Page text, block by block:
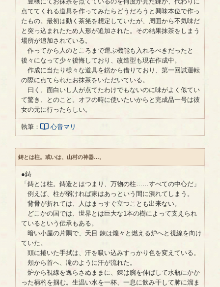
点ててくれる道具を作ってみたらどうだろうと興味本位で作っ
たもの。最初は動く茶筅を想定していたが、周囲から不気味だ
と突っ込まれたため人形が追加された。その結果抹茶をしまう
場所が追加されている。
作ってから人のところまで運ぶ機能も入れるべきだったと
後々になって少々後悔しており、改造型も現在作成中。
作成に当たり様々な道具を錺から借りており、第一回試運転
の際に点てられたお抹茶をいただいている。
曰く、面白いし人が点てたわけでもないのに味がよく似てい
て驚き、とのこと。オフの時に使いたいからと完成品一号は彼
女の元に行ったらしい。
執筆： 心音マリ
鋳とは柱。或いは、山村の神器…。
●鋳
「鋳とは柱。鋳造とはつまり、万物の柱……すべての中心だ」
例えば、柱が弱ければ家はあっという間に潰れてしまう。
背骨が折れては、人はまっすぐ立つことも出来ない。
どこかの国では、世界とは巨大な1本の樹によって支えられ
ているという伝承もある。
暗い小屋の片隅で、天目 錬は煌々と燃える炉へと視線を向け
ていた。
頭に捲いた手拭は、汗を吸い込みすっかり色を変えている。
頬から首へ、滝のように汗が流れた。
炉から視線を逸らさぬままに、錬は腕を伸ばして水瓶にかか
った柄杓を掴む。生温い水を一杯、一息に飲み干して肺に溜ま